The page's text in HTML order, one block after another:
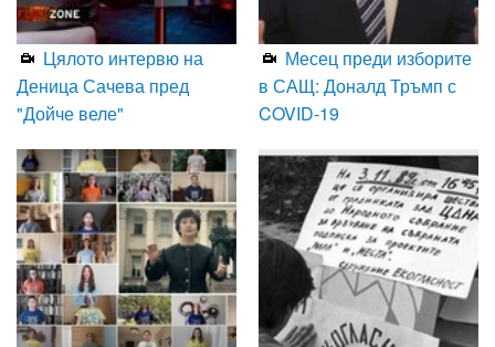
Цялото интервю на
Деница Сачева пред
"Дойче веле"
Месец преди изборите
в САЩ: Доналд Тръмп с
COVID-19